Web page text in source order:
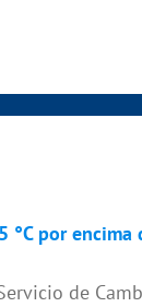
°C por encima
de